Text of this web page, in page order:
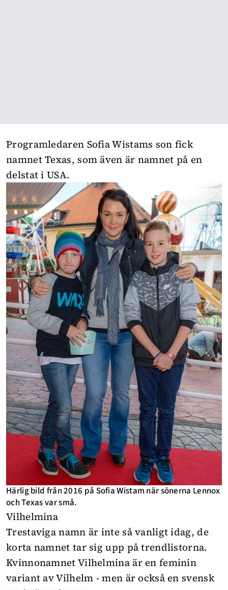
Programledaren Sofia Wistams son fick
namnet Texas, som även är namnet på en
delstat i USA.
Härlig bild från 2016 på Sofia Wistam när sönerna Lennox
och Texas var små.
Vilhelmina
Trestaviga namn är inte så vanligt idag, de
korta namnet tar sig upp på trendlistorna.
Kvinnonamnet Vilhelmina är en feminin
variant av Vilhelm - men är också en svensk